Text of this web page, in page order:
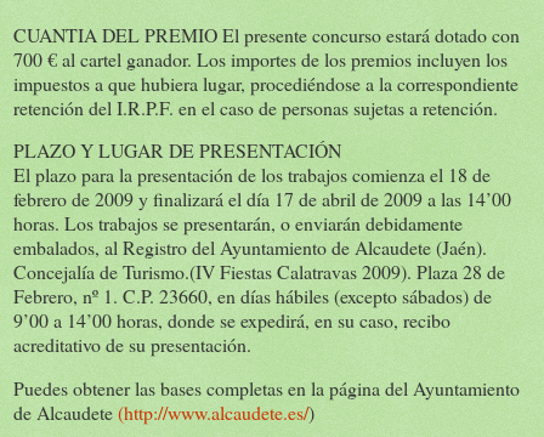
CUANTIA DEL PREMIO El presente concurso estará dotado con
700 € al cartel ganador. Los importes de los premios incluyen los
impuestos a que hubiera lugar, procediéndose a la correspondiente
retención del I.R.P.F. en el caso de personas sujetas a retención.
PLAZO Y LUGAR DE PRESENTACIÓN
El plazo para la presentación de los trabajos comienza el 18 de
febrero de 2009 y finalizará el día 17 de abril de 2009 a las 14’00
horas. Los trabajos se presentarán, o enviarán debidamente
embalados, al Registro del Ayuntamiento de Alcaudete (Jaén).
Concejalía de Turismo.(IV Fiestas Calatravas 2009). Plaza 28 de
Febrero, nº 1. C.P. 23660, en días hábiles (excepto sábados) de
9’00 a 14’00 horas, donde se expedirá, en su caso, recibo
acreditativo de su presentación.
Puedes obtener las bases completas en la página del Ayuntamiento
de Alcaudete(http://www.alcaudete.es/)